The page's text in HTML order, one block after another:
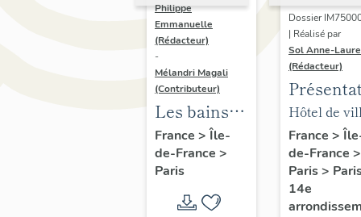
Philippe
Emmanuelle
(Rédacteur)
-
Mélandri Magali
(Contributeur)
Les bains
douches
municipaux
de la ville
de Paris
France > Île-
de-France >
Paris
Dossier
| Réalisé par
Sol Anne-Laure
(Rédacteur)
du
de la
annexe
Hôtel de
annexe
France >
de-France >
Paris>
14e